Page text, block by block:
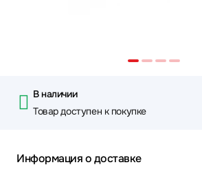
В наличии
Товар доступен к покупке
Информация о доставке